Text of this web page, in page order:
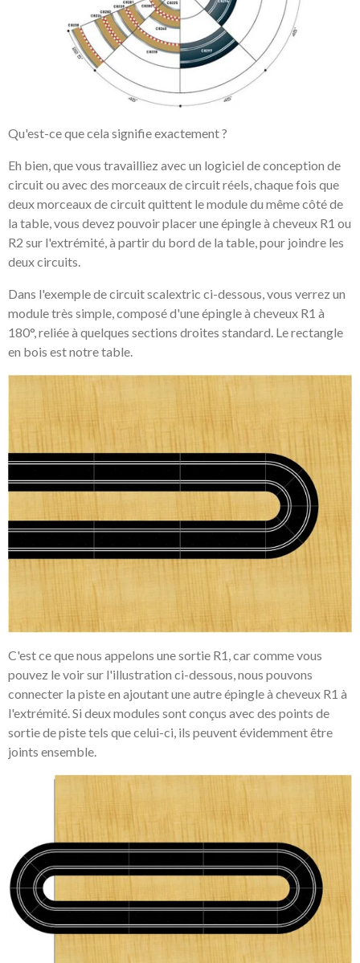
Qu'est-ce que cela signifie exactement ?
Eh bien, que vous travailliez avec un logiciel de conception de
circuit ou avec des morceaux de circuit réels, chaque fois que
deux morceaux de circuit quittent le module du même côté de
la table, vous devez pouvoir placer une épingle à cheveux R1 ou
R2 sur l'extrémité, à partir du bord de la table, pour joindre les
deux circuits.
Dans l'exemple de circuit scalextric ci-dessous, vous verrez un
module très simple, composé d'une épingle à cheveux R1 à
180°, reliée à quelques sections droites standard. Le rectangle
en bois est notre table.
C'est ce que nous appelons une sortie R1, car comme vous
pouvez le voir sur l'illustration ci-dessous, nous pouvons
connecter la piste en ajoutant une autre épingle à cheveux R1 à
l'extrémité. Si deux modules sont conçus avec des points de
sortie de piste tels que celui-ci, ils peuvent évidemment être
joints ensemble.